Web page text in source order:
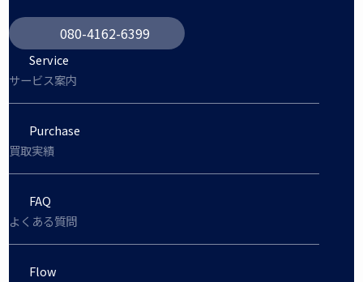
080-4162-6399
Service
サービス案内
Purchase
買取実績
FAQ
よくある質問
Flow